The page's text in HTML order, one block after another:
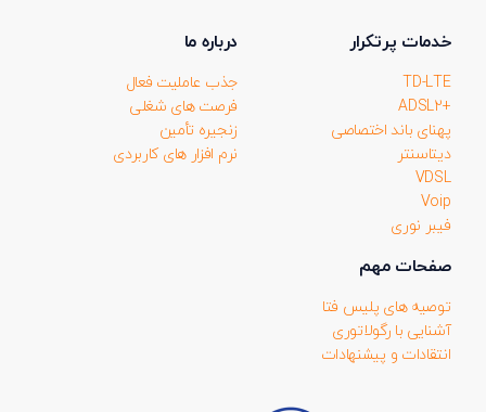
خدمات پرتکرار
TD-LTE
+ADSL2
پهنای باند اختصاصی
دیتاسنتر
VDSL
Voip
فیبر نوری
درباره ما
جذب عاملیت فعال
فرصت های شغلی
زنجیره تأمین
نرم افزار های کاربردی
صفحات مهم
توصیه های پلیس فتا
آشنایی با رگولاتوری
انتقادات و پیشنهادات